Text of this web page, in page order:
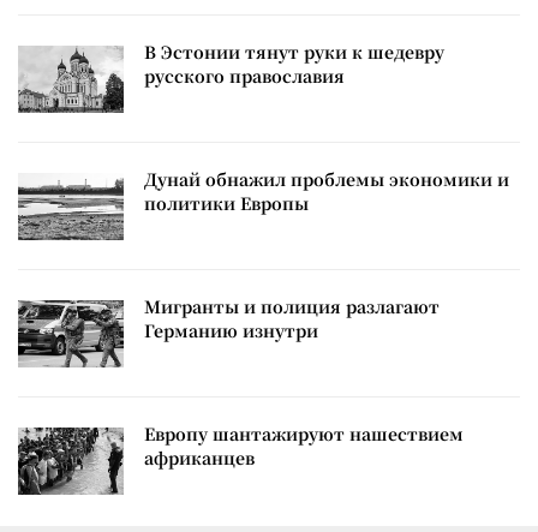
В Эстонии тянут руки к шедевру
русского православия
Дунай обнажил проблемы экономики и
политики Европы
Мигранты и полиция разлагают
Германию изнутри
Европу шантажируют нашествием
африканцев